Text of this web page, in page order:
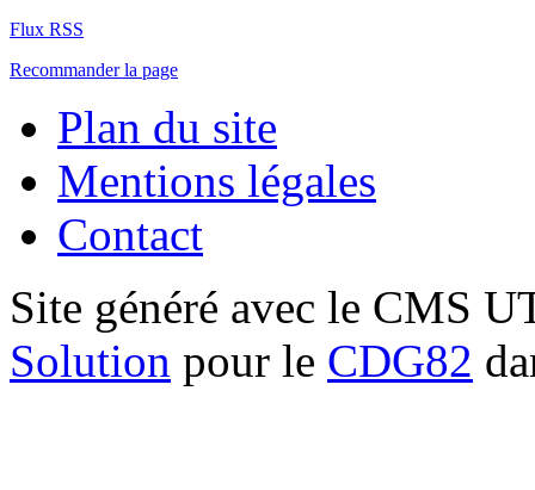
Flux RSS
Recommander la page
Plan du site
Mentions légales
Contact
Site généré avec le CMS
Solution pour le CDG82